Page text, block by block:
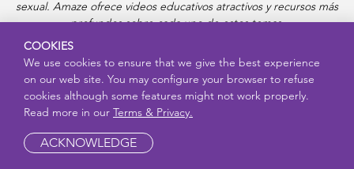
sexual. Amaze ofrece videos educativos atractivos y recursos más
profundos sobre cada uno de estos temas.
COOKIES
We use cookies to ensure that we give the best experience
on our web site. You may configure your browser to refuse
cookies although some features might not work properly.
Read more in our Terms & Privacy.
ACKNOWLEDGE